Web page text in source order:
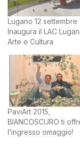
Lugano 12 settembre
Inaugura il LAC
Arte e Cultura
PaviArt 2015,
BIANCOSCURO ti
l’ingresso omaggio!